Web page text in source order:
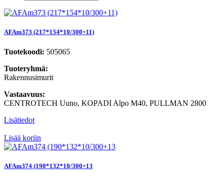
AFAm373 (217*154*10/300+11)
Tuotekoodi: 505065
Tuoteryhmä:
Rakennusimurit
Vastaavuus:
CENTROTECH Uuno, KOPADI Alpo M40, PULLMAN 2800
Lisätiedot
Lisää koriin
AFAm374 (190*132*10/300+13